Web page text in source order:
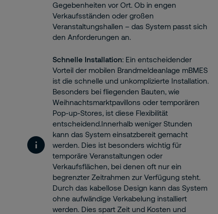
Gegebenheiten vor Ort. Ob in engen
Verkaufsständen oder großen
Veranstaltungshallen – das System passt sich
den Anforderungen an.
Schnelle Installation: Ein entscheidender
Vorteil der mobilen Brandmeldeanlage mBMES
ist die schnelle und unkomplizierte Installation.
Besonders bei fliegenden Bauten, wie
Weihnachtsmarktpavillons oder temporären
Pop-up-Stores, ist diese Flexibilität
entscheidend.Innerhalb weniger Stunden
kann das System einsatzbereit gemacht
werden. Dies ist besonders wichtig für
temporäre Veranstaltungen oder
Verkaufsflächen, bei denen oft nur ein
begrenzter Zeitrahmen zur Verfügung steht.
Durch das kabellose Design kann das System
ohne aufwändige Verkabelung installiert
werden. Dies spart Zeit und Kosten und